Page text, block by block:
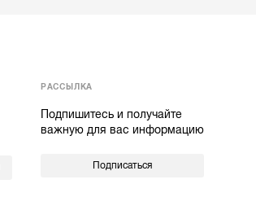
РАССЫЛКА
Подпишитесь и получайте
важную для вас информацию
Подписаться